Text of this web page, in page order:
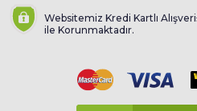
Websitemiz Kredi Kartlı
ile Korunmaktadır.